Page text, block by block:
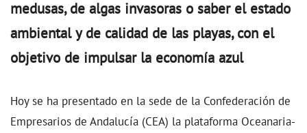
medusas, de algas invasoras o saber el estado
ambiental y de calidad de las playas, con el
objetivo de impulsar la economía azul
Hoy se ha presentado en la sede de la Confederación de
Empresarios de Andalucía (CEA) la plataforma Oceanaria-